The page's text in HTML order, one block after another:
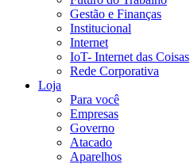
Gestão e Finanças
Institucional
Internet
IoT- Internet das Coisas
Rede Corporativa
Loja
Para você
Empresas
Governo
Atacado
Aparelhos